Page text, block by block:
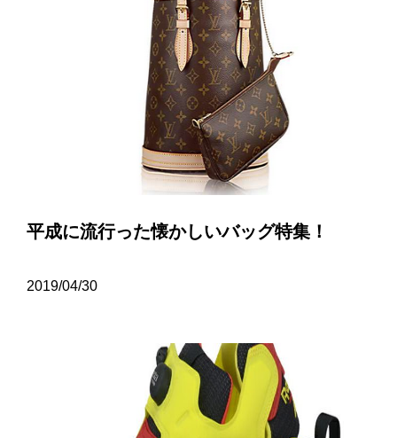
平成に流行った懐かしいバッグ特集！
2019/04/30